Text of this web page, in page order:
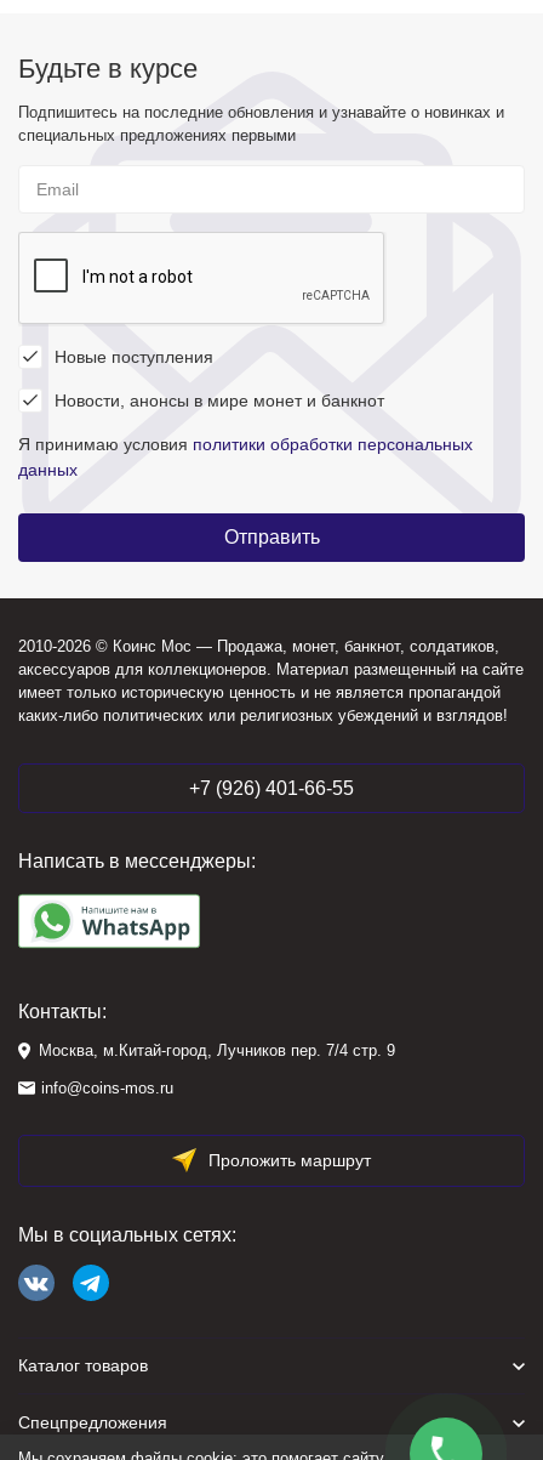
Будьте в курсе
Подпишитесь на последние обновления и узнавайте о новинках и
специальных предложениях первыми
Новые поступления
Новости, анонсы в мире монет и банкнот
Я принимаю условия политики обработки персональных
данных
2010-2026 © Коинс Мос — Продажа, монет, банкнот, солдатиков,
аксессуаров для коллекционеров. Материал размещенный на сайте
имеет только историческую ценность и не является пропагандой
каких-либо политических или религиозных убеждений и взглядов!
+7 (926) 401-66-55
Написать в мессенджеры:
Контакты:
Москва, м.Китай-город, Лучников пер. 7/4 стр. 9
info@coins-mos.ru
Проложить маршрут
Мы в социальных сетях:
Каталог товаров
Спецпредложения